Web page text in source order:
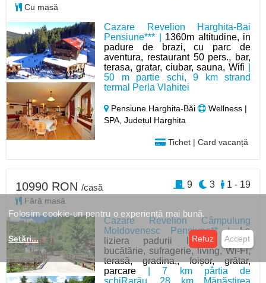
Cazare Revelion Harghita-Bai
Pensiune*** | 1360m altitudine, in
padure de brazi, cu parc de
aventura, restaurant 50 pers., bar,
terasa, gratar, ciubar, sauna, Wifi
50 m partie schi, 9 km strand
termal Perla Vlahitei
Pensiune Harghita-Băi
Wellness |
SPA, Județul Harghita
Tichet | Card vacanță
Cu masă
Cazare Revelion Câmpulung
Moldovenesc Pensiune** |La
liziera padurii langa parau,
bucătărie, sufragerie, living, Wi-Fi,
terasă, gradina,, foișor, grătar,
parcare | 7 km pârtia de
schiRarău, 28 km Mănăstirea
10990 RON /casă
Fără masă
1 - 19
3
9
Folosim cookie-uri pentru o experiență mai bună.
Setări... Refuz Accept